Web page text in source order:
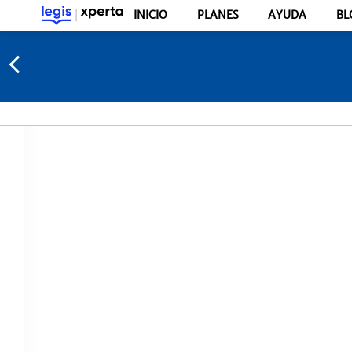
INICIO PLANES AYUDA